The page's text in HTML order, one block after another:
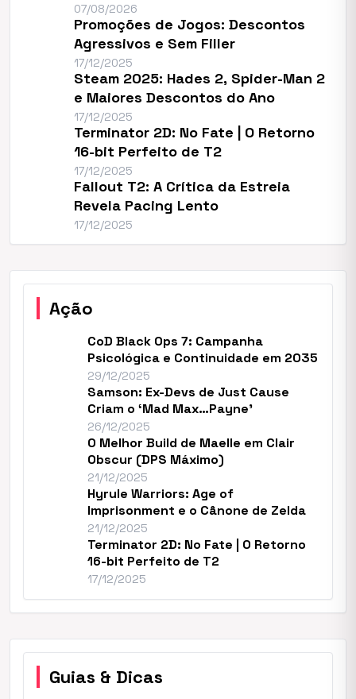
07/08/2026
Promoções de Jogos: Descontos
Agressivos e Sem Filler
17/12/2025
Steam 2025: Hades 2, Spider-Man 2
e Maiores Descontos do Ano
17/12/2025
Terminator 2D: No Fate | O Retorno
16-bit Perfeito de T2
17/12/2025
Fallout T2: A Crítica da Estreia
Revela Pacing Lento
17/12/2025
Ação
CoD Black Ops 7: Campanha
Psicológica e Continuidade em 2035
29/12/2025
Samson: Ex-Devs de Just Cause
Criam o ‘Mad Max…Payne’
26/12/2025
O Melhor Build de Maelle em Clair
Obscur (DPS Máximo)
21/12/2025
Hyrule Warriors: Age of
Imprisonment e o Cânone de Zelda
21/12/2025
Terminator 2D: No Fate | O Retorno
16-bit Perfeito de T2
17/12/2025
Guias & Dicas